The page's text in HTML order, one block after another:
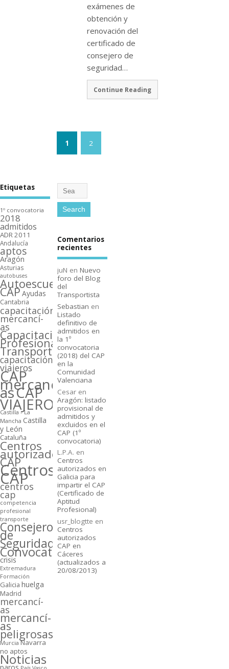
exámenes de
obtención y
renovación del
certificado de
consejero de
seguridad…
Continue Reading
1 2
Etiquetas
1º convocatoria
2018
admitidos
ADR 2011
Andalucí­a
aptos
Aragón
Asturias
autobuses
Autoescuelas
CAPAyudas
Cantabria
capacitación
mercancí­
as
Capacitación
Profesional
Transporte
capacitación
viajeros
CAP
mercancí­
asCAP
VIAJEROS
Castilla - La
Mancha Castilla
y León
Cataluña
Centros
autorizados
CAP
Centros
CAP
centros
cap
competencia
profesional
transporte
Consejeros
de
Seguridad
Convocatorias
crisis
Extremadura
Formación
Galicia huelga
Madrid
mercancí­
as
mercancí­
as
peligrosas
Murcia Navarra
no aptos
Noticias
Comentarios
recientes
juN en Nuevo
foro del Blog
del
Transportista
Sebastian en
Listado
definitivo de
admitidos en
la 1º
convocatoria
(2018) del CAP
en la
Comunidad
Valenciana
Cesaren
Aragón: listado
provisional de
admitidos y
excluidos en el
CAP (1º
convocatoria)
L.P.A. en
Centros
autorizados en
Galicia para
impartir el CAP
(Certificado de
Aptitud
Profesional)
usr_blogtte en
Centros
autorizados
CAP en
Cáceres
(actualizados a
20/08/2013)